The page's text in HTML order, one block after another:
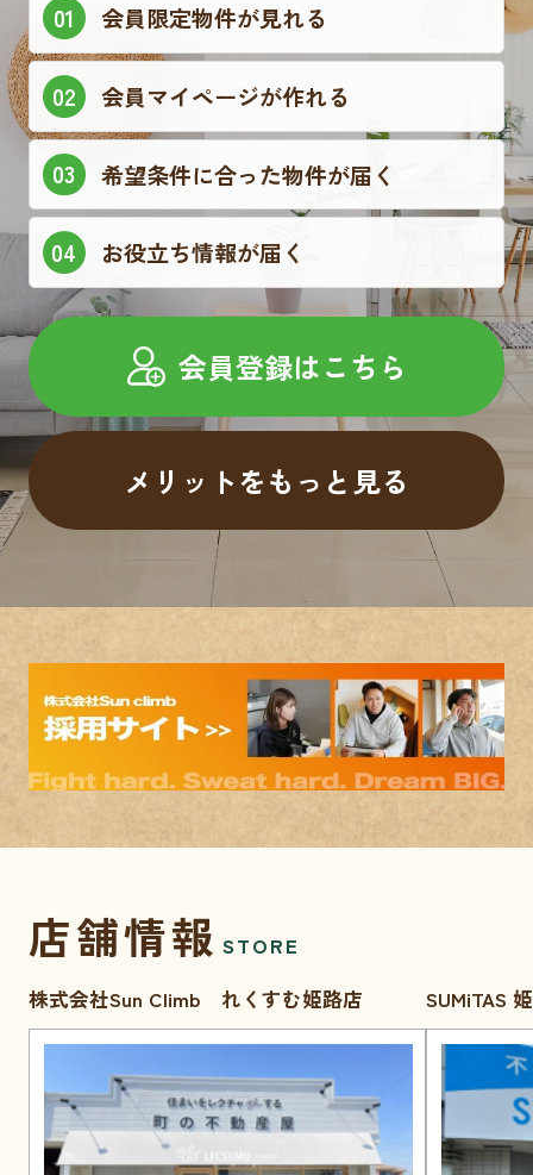
会員限定物件が見れる
会員マイページが作れる
希望条件に合った物件が届く
お役立ち情報が届く
会員登録はこちら
メリットをもっと見る
店舗情報 STORE
株式会社Sun Climb れくすむ姫路店
SUMiTAS